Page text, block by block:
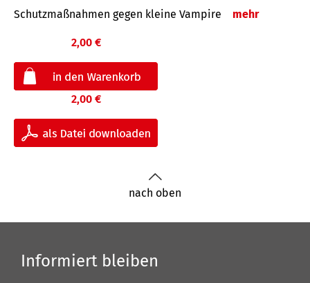
Schutz­maß­nahmen gegen kleine Vampire mehr
2,00 €
2,00 €
nach oben
Informiert bleiben